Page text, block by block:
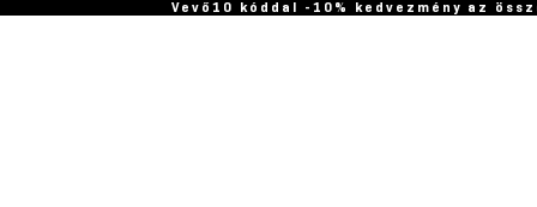
Vevő10 kóddal -10% kedvezmény az